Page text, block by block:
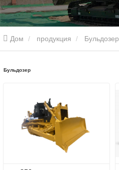
Дом продукция Бульдозер
Бульдозер